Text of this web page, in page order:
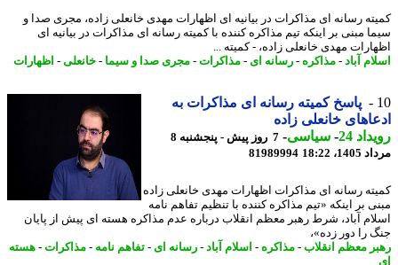
رسانه ای مذاکرات در بیانیه ای اظهارات مهدی خانعلی زاده، مجری صدا و
مبنی بر اینکه تیم مذاکره کننده با کمیته رسانه ای مذاکرات در بیانیه ای
مهدی خانعلی زاده، - کمیته ...
آباد- مذاکره -رسانه ای- مذاکرات- مجری صدا و سیما-خانعلی-اظهارات
پاسخ کمیته رسانه ای مذاکرات به
خانعلی زاده
24
-سیاسی-
7 روز پیش - پنجشنبه 8
18:22
81989994
رسانه ای مذاکرات اظهارات مهدی خانعلی زاده
بر اینکه «تیم مذاکره کننده با تنظیم تفاهم نامه
آباد، شرط رهبر معظم انقلاب درباره عدم مذاکره هسته ای پیش از پایان
را دور زده»،
معظم انقلاب-مذاکره -اسلام آباد- رسانه ای- تفاهم نامه -مذاکرات- هسته